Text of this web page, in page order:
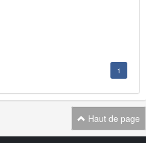
1
Haut de page